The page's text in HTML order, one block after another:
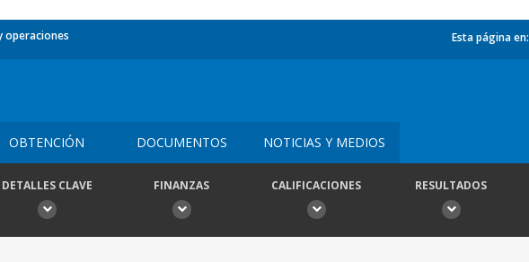
operaciones Esta página en:
OBTENCIÓN DOCUMENTOS NOTICIAS Y MEDIOS
DETALLES CLAVE FINANZAS CALIFICACIONES RESULTADOS